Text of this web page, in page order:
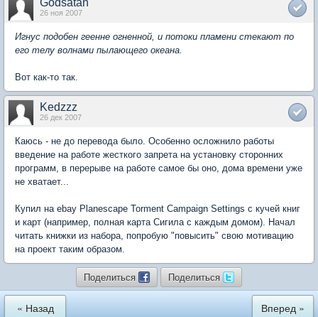
Godsatan
26 ноя 2007
Игнус подобен геенне огненной, и потоки пламени стекают по
его телу волнами пылающего океана.
Вот как-то так.
Kedzzz
26 дек 2007
Каюсь - не до перевода было. Особенно осложнило работы
введение на работе жесткого запрета на установку сторонних
программ, в перерыве на работе самое бы оно, дома времени уже
не хватает...
Купил на ebay Planescape Torment Campaign Settings с кучей книг
и карт (например, полная карта Сигила с каждым домом). Начал
читать книжки из набора, попробую "повысить" свою мотивацию
на проект таким образом.
Поделиться Поделиться
« Назад Вперед »